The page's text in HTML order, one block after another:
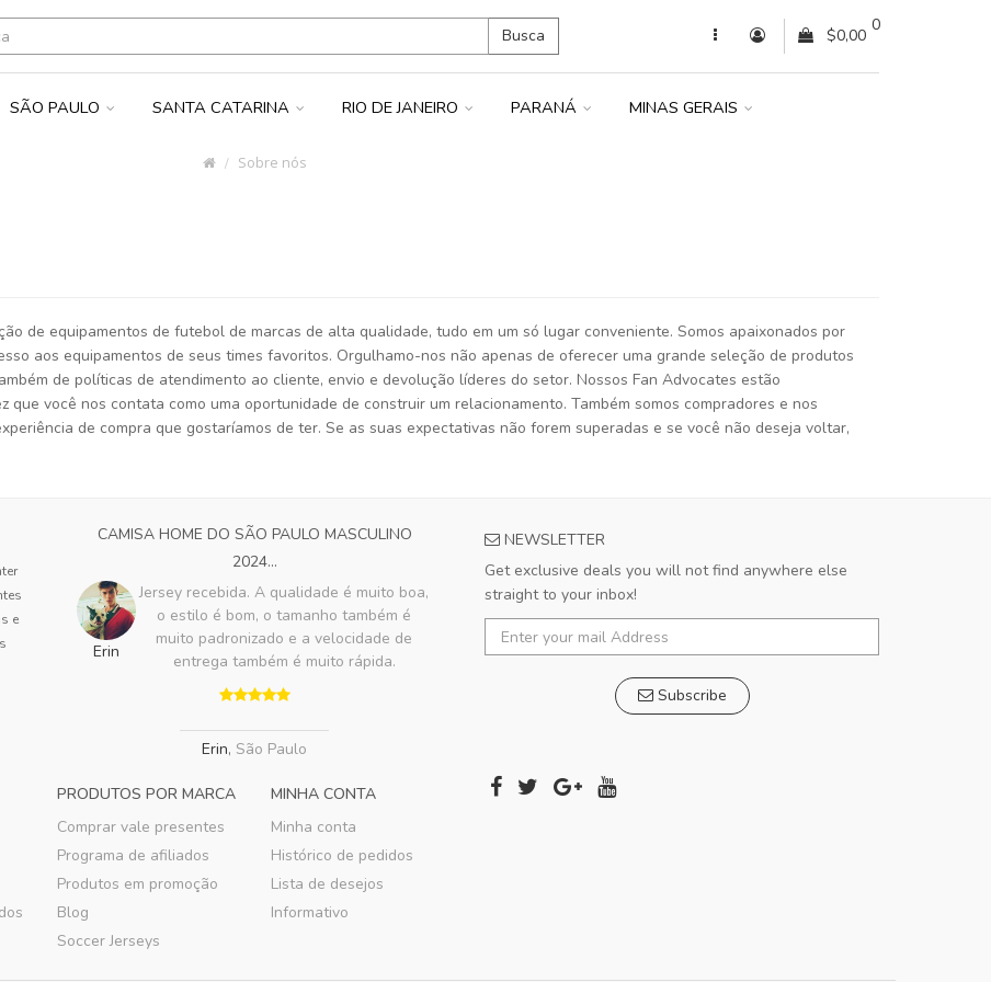
Busca
0
$0,00
SÃO PAULO SANTA CATARINA RIO DE JANEIRO PARANÁ MINAS GERAIS
Sobre nós
de equipamentos de futebol de marcas de alta qualidade, tudo em um só lugar conveniente. Somos apaixonados por
aos equipamentos de seus times favoritos. Orgulhamo-nos não apenas de oferecer uma grande seleção de produtos
de políticas de atendimento ao cliente, envio e devolução líderes do setor. Nossos Fan Advocates estão
que você nos contata como uma oportunidade de construir um relacionamento. Também somos compradores e nos
de compra que gostaríamos de ter. Se as suas expectativas não forem superadas e se você não deseja voltar,
e
CAMISA HOME DO SÃO PAULO MASCULINO
2024...
Erin
Jersey recebida. A qualidade é muito boa,
o estilo é bom, o tamanho também é
muito padronizado e a velocidade de
entrega também é muito rápida.
Erin, São Paulo
NEWSLETTER
Get exclusive deals you will not find anywhere else
straight to your inbox!
Subscribe
PRODUTOS POR MARCA
Comprar vale presentes
Programa de afiliados
Produtos em promoção
Blog
Soccer Jerseys
MINHA CONTA
Minha conta
Histórico de pedidos
Lista de desejos
Informativo